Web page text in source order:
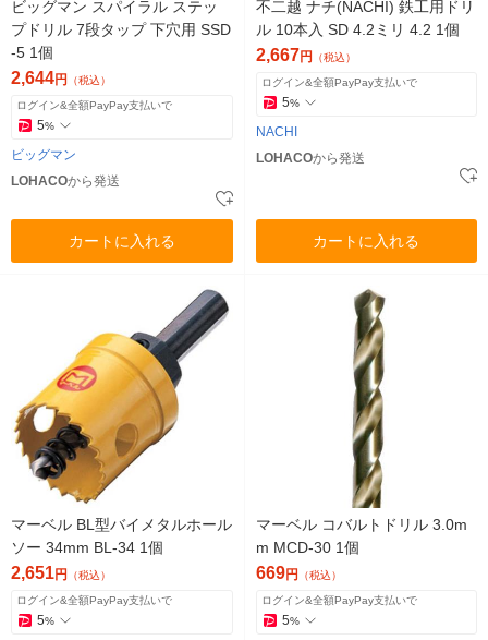
ビッグマン スパイラル ステッ
プドリル 7段タップ 下穴用 SSD
-5 1個
2,644円 （税込）
ログイン&全額PayPay支払いで
5%
ビッグマン
LOHACOから発送
カートに入れる
不二越 ナチ(NACHI) 鉄工用ドリ
ル 10本入 SD 4.2ミリ 4.2 1個
2,667円 （税込）
ログイン&全額PayPay支払いで
5%
NACHI
LOHACOから発送
カートに入れる
マーベル BL型バイメタルホール
ソー 34mm BL-34 1個
2,651円 （税込）
ログイン&全額PayPay支払いで
5%
マーベル コバルトドリル 3.0m
m MCD-30 1個
669円 （税込）
ログイン&全額PayPay支払いで
5%